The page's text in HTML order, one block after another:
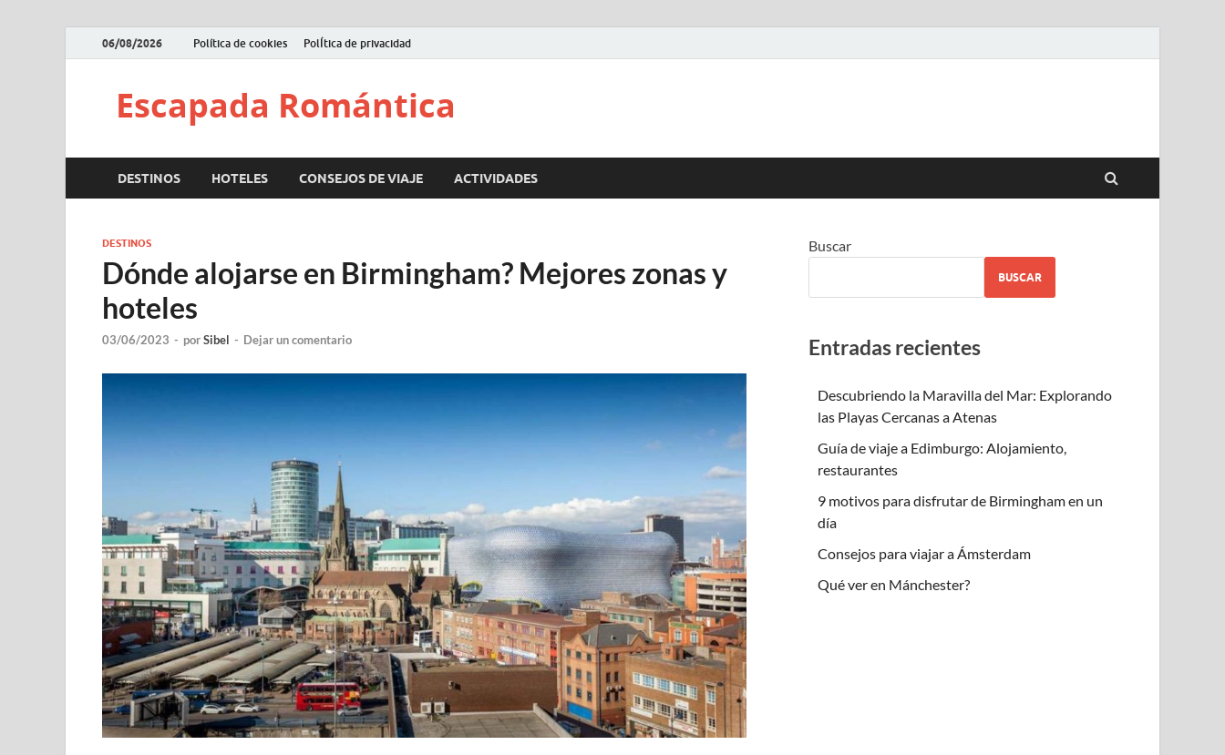
06/08/2026 Política de cookies PolÍtica de privacidad
Escapada Romántica
DESTINOS HOTELES CONSEJOS DE VIAJE ACTIVIDADES
DESTINOS
Dónde alojarse en Birmingham? Mejores zonas y
hoteles
03/06/2023 - porSibel - Dejar un comentario
Buscar
BUSCAR
Entradas recientes
Descubriendo la Maravilla del Mar: Explorando
las Playas Cercanas a Atenas
Guía de viaje a Edimburgo: Alojamiento,
restaurantes
9 motivos para disfrutar de Birmingham en un
día
Consejos para viajar a Ámsterdam
Qué ver en Mánchester?